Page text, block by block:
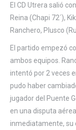
El CD Utrera salió
Reina (Chapi 72´),
Ranchero, Plusco
El partido empezó
ambos equipos.
intentó por 2 veces
pudo haber
jugador del Puente
en una disputa
inmediatamente, su